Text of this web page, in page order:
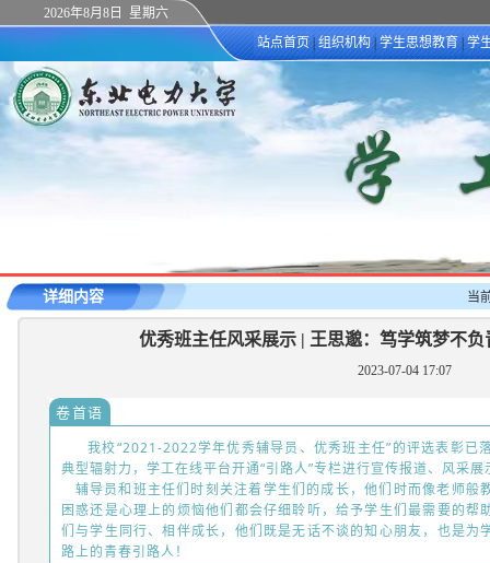
2026年8月8日 星期六
站点首页
组织机构 学生思想教育 学
详细内容 当
优秀班主任风采展示 | 王思邈：笃学筑梦不
2023-07-04 17:07
卷首语
我校“2021-2022学年优秀辅导员、优秀班主任”的评选表彰已
典型辐射力，学工在线平台开通“引路人”专栏进行宣传报道、风采展
辅导员和班主任们时刻关注着学生们的成长，他们时而像老师般
困惑还是心理上的烦恼他们都会仔细聆听，给予学生们最需要的
们与学生同行、相伴成长，他们既是无话不谈的知心朋友，也是为
路上的青春引路人！